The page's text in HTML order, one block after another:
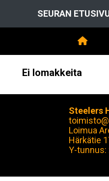
SEURAN
Ei lomakkeita
Steelers
Loimua
Härkätie
Y-tunnus: